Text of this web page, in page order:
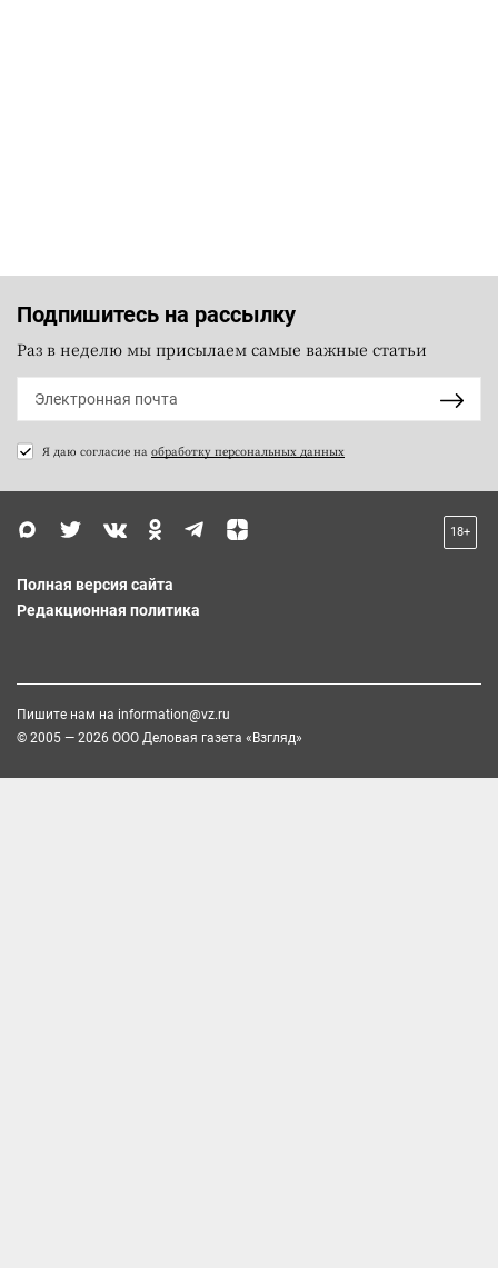
Подпишитесь на рассылку
Раз в неделю мы присылаем самые важные статьи
Я даю согласие на обработку персональных данных
18+
Полная версия сайта
Редакционная политика
Пишите нам на information@vz.ru
© 2005 — 2026 ООО Деловая газета «Взгляд»